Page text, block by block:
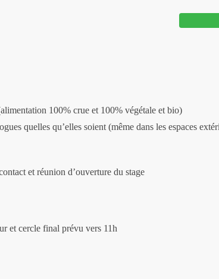
100% crue et 100% végétale et bio)
quelles qu’elles soient (même dans les espaces
et réunion d’ouverture du stage
et cercle final prévu vers 11h